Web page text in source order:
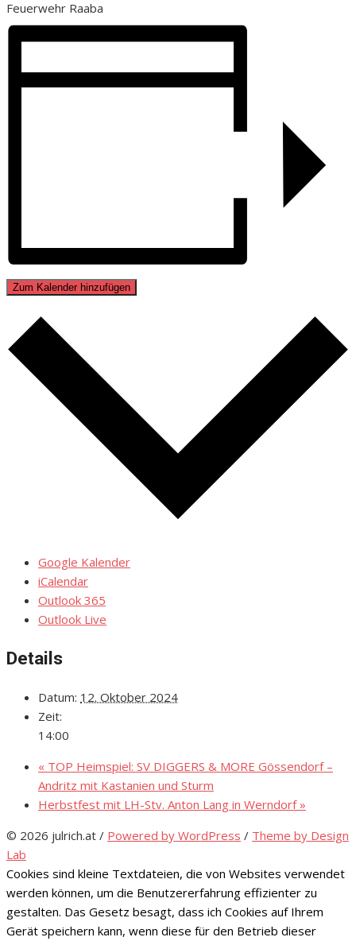
Zum Kalender hinzufügen
Google Kalender
iCalendar
Outlook 365
Outlook Live
Details
Datum: 12. Oktober 2024
Zeit:
14:00
« TOP Heimspiel: SV DIGGERS & MORE Gössendorf –
Andritz mit Kastanien und Sturm
Herbstfest mit LH-Stv. Anton Lang in Werndorf »
© 2026 julrich.at / Powered by WordPress / Theme by Design
Lab
Cookies sind kleine Textdateien, die von Websites verwendet
werden können, um die Benutzererfahrung effizienter zu
gestalten. Das Gesetz besagt, dass ich Cookies auf Ihrem
Gerät speichern kann, wenn diese für den Betrieb dieser